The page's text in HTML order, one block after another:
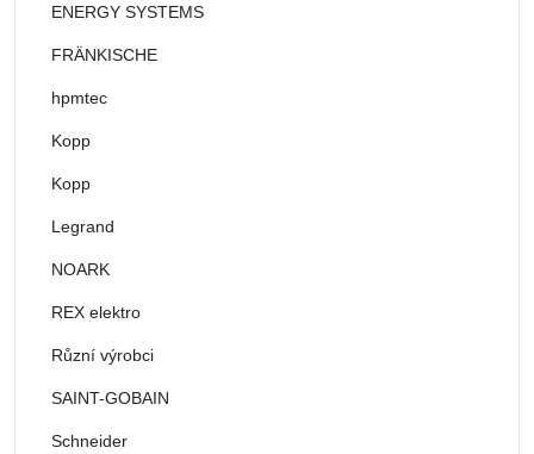
ENERGY SYSTEMS
FRÄNKISCHE
hpmtec
Kopp
Kopp
Legrand
NOARK
REX elektro
Různí výrobci
SAINT-GOBAIN
Schneider